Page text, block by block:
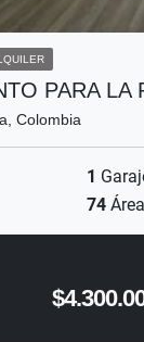
PARA LA
Colombia
1
74